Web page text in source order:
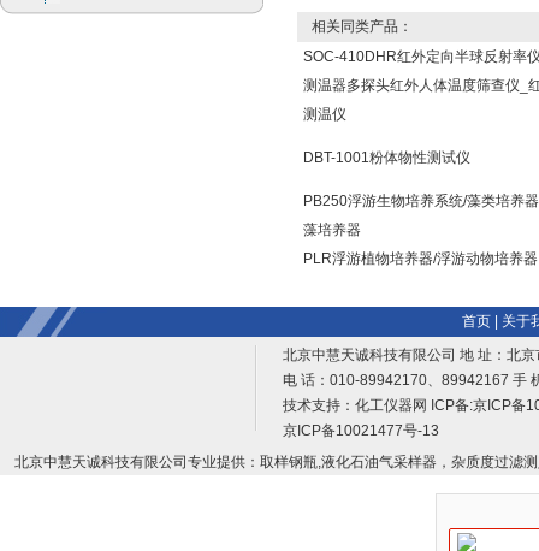
相关同类产品：
SOC-410DHR红外定向半球反射率
测温器多探头红外人体温度筛查仪_
测温仪
DBT-1001粉体物性测试仪
PB250浮游生物培养系统/藻类培养
藻培养器
PLR浮游植物培养器/浮游动物培养器
首页|
关于
北京中慧天诚科技有限公司 地 址：北
电 话：010-89942170、89942167 手
技术支持： 化工仪器网 ICP备:京ICP备
京ICP备10021477号-13
北京中慧天诚科技有限公司专业提供：取样钢瓶,液化石油气采样器，杂质度过滤